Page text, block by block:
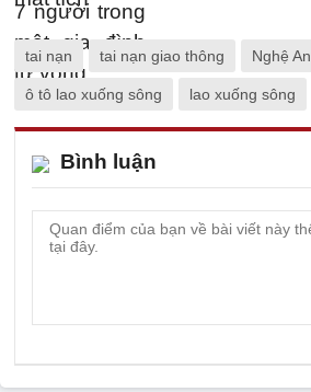
tai nạn tai nạn giao thông Nghệ An
ô tô lao xuống sông lao xuống sông
Bình luận